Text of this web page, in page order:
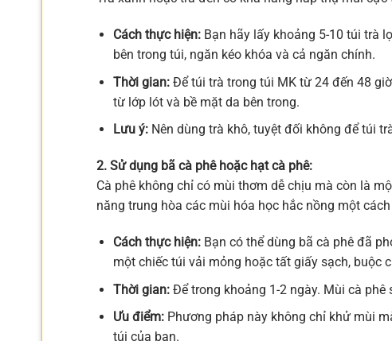
Cách thực hiện:Bạn hãy lấy khoảng 5-10 túi trà
bên trong túi, ngăn kéo khóa và cả ngăn chính.
Thời gian:Để túi trà trong túi MK từ 24 đến 48
từ lớp lót và bề mặt da bên trong.
Lưu ý:Nên dùng trà khô, tuyệt đối không để túi
2. Sử dụng bã cà phê hoặc hạt cà phê:
Cà phê không chỉ có mùi thơm dễ chịu mà còn là
năng trung hòa các mùi hóa học hắc nồng một
Cách thực hiện:Bạn có thể dùng bã cà phê đã
một chiếc túi vải mỏng hoặc tất giấy sạch, buộc
Thời gian:Để trong khoảng 1-2 ngày. Mùi cà
Ưu điểm:Phương pháp này không chỉ khử mùi
túi của bạn.